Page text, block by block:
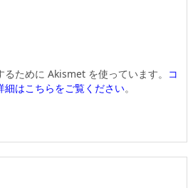
ために Akismet を使っています。 コ
細はこちらをご覧ください。